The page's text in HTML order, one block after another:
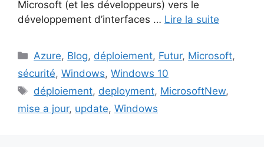
Microsoft (et les développeurs) vers le
développement d’interfaces … Lire la suite
Catégories
Azure, Blog, déploiement, Futur, Microsoft,
sécurité, Windows, Windows 10
Étiquettes
déploiement, deployment, MicrosoftNew,
mise a jour, update, Windows